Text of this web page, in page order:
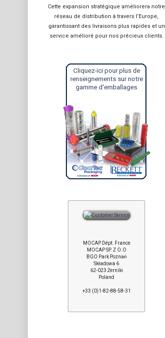
Cette expansion stratégique améliorera notre
réseau de distribution à travers l’Europe,
garantissant des livraisons plus rapides et un
service amélioré pour nos précieux clients.
Cliquez-ici pour plus de
renseignements sur notre
gamme d'emballages
MOCAP Dépt. France
MOCAP SP. Z O.O
BGO Park Poznań
Składowa 6
62-023 Żerniki
Poland
+33 (0)1-82-88-58-31